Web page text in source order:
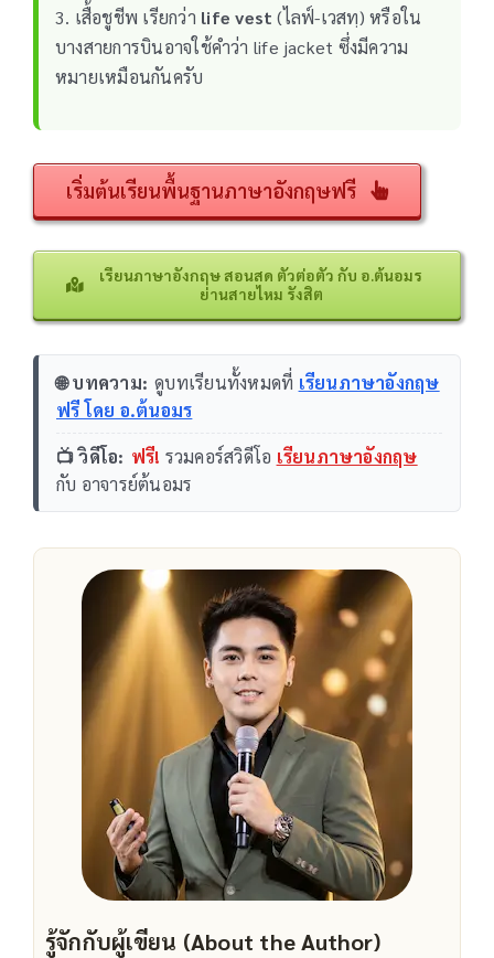
3. เสื้อชูชีพ เรียกว่า life vest (ไลฟ์-เวสทฺ) หรือใน
บางสายการบินอาจใช้คำว่า life jacket ซึ่งมีความ
หมายเหมือนกันครับ
เริ่มต้นเรียนพื้นฐานภาษาอังกฤษฟรี
เรียนภาษาอังกฤษ สอนสด ตัวต่อตัว กับ อ.ต้นอมร
ย่านสายไหม รังสิต
🌐 บทความ: ดูบทเรียนทั้งหมดที่ เรียนภาษาอังกฤษ
ฟรี โดย อ.ต้นอมร
📺 วิดีโอ: ฟรี! รวมคอร์สวิดีโอ เรียนภาษาอังกฤษ
กับ อาจารย์ต้นอมร
รู้จักกับผู้เขียน (About the Author)